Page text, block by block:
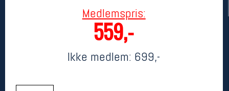
Medlemspris:
559,-
Ikke medlem: 699,-